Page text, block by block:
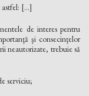
[...]
de interes pentru
şi consecinţelor
neautorizate, trebuie să
serviciu;